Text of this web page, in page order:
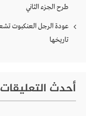
طرح الجزء الثاني
عودة الرجل العنكبوت
تاريخها
أحدث التعليقات